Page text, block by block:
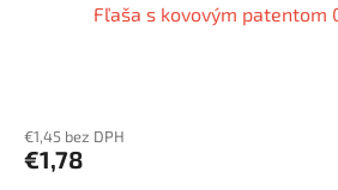
Fľaša s kovovým patentom
€1,45 bez DPH
€1,78